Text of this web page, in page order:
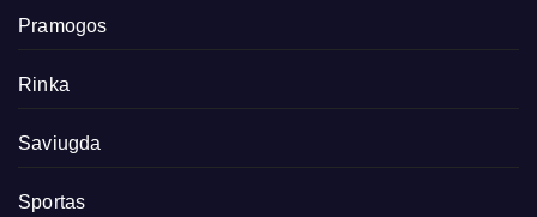
Pramogos
Rinka
Saviugda
Sportas